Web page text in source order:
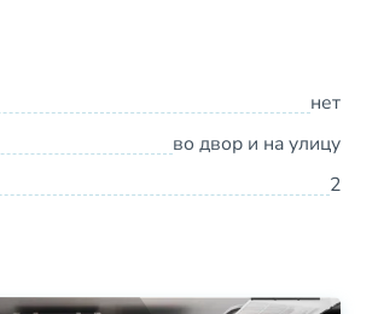
нет
во двор и на улицу
2